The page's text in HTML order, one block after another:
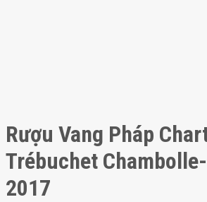
Rượu Vang Pháp
Trébuchet
2017